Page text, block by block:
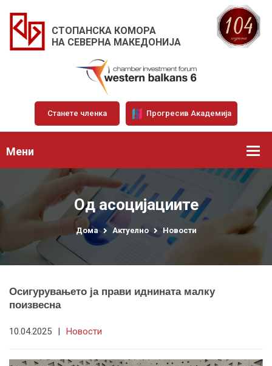
СТОПАНСКА КОМОРА
НА СЕВЕРНА МАКЕДОНИЈА
Станете членка Прогресив Академија
Мени
Од асоцијациите
Дома Актуелно Новости
Осигурувањето ја прави иднината малку
поизвесна
10.04.2025 | Новости